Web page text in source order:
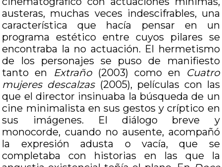
austeras, muchas veces indescifrables, una
característica que hacía pensar en un
programa estético entre cuyos pilares se
encontraba la no actuación. El hermetismo
de los personajes se puso de manifiesto
tanto en
Extraño(2003) como en
Cuatro
mujeres descalzas (2005), películas con las
que el director insinuaba la búsqueda de un
cine minimalista en sus gestos y críptico en
sus imágenes. El diálogo breve y
monocorde, cuando no ausente, acompañó
la expresión adusta o vacía, que se
completaba con historias en las que la